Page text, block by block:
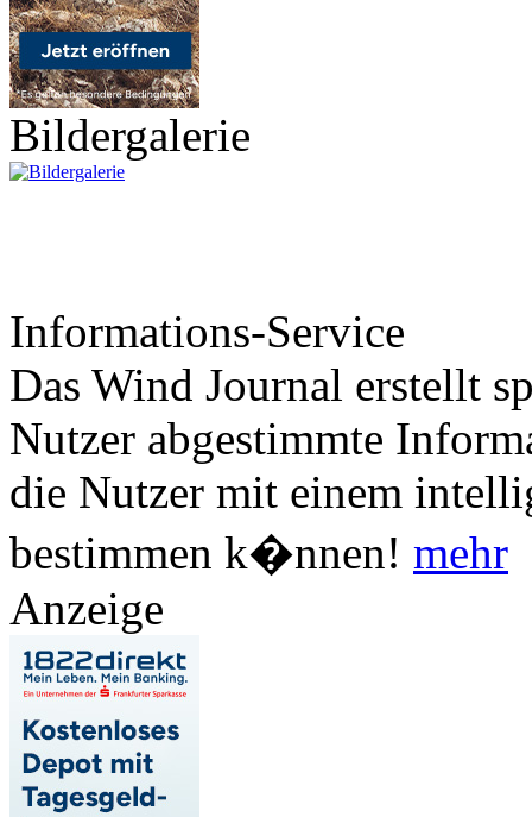
Bildergalerie
Informations-Service
Das Wind Journal erstellt
Nutzer abgestimmte
die Nutzer mit einem
bestimmen k�nnen! mehr
Anzeige